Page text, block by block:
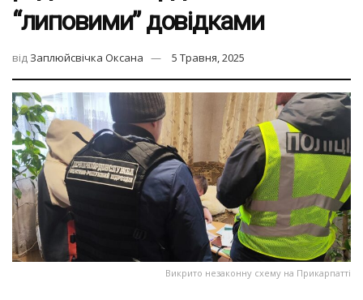
“липовими” довідками
від Заплюйсвічка Оксана 5 Травня, 2025
Викрито незаконну схему на Прикарпатті